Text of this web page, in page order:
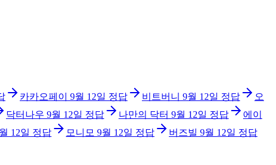
카카오페이 9월 12일 정답 비트버니 9월 12일 정답
오
닥터나우 9월 12일 정답 나만의 닥터 9월 12일 정답
에이
12일 정답 모니모 9월 12일 정답 버즈빌 9월 12일 정답